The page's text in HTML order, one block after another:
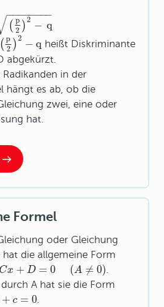
( p
2 )2 − q
− −
−−−−−−
( p
2 )2 − q heißt Diskriminante
abgekürzt.
in der
hängt es ab, ob die
zwei, eine oder
hat.
Formel
oder Gleichung
die allgemeine Form
Cx + D = 0 (A ≠ 0).
A hat sie die Form
+ c = 0.